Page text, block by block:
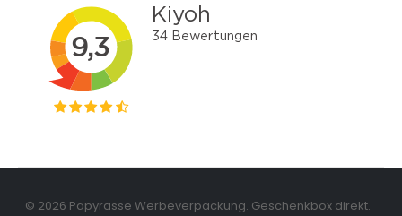
© 2026 Papyrasse Werbeverpackung. Geschenkbox direkt.